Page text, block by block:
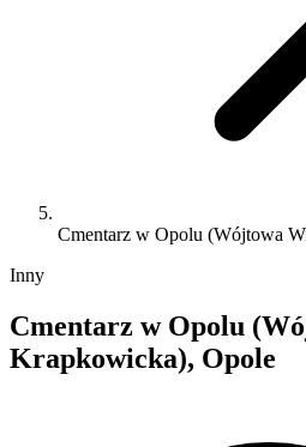
Cmentarz w Opolu (Wójtowa
Inny
Cmentarz w Opolu
Krapkowicka), Opole